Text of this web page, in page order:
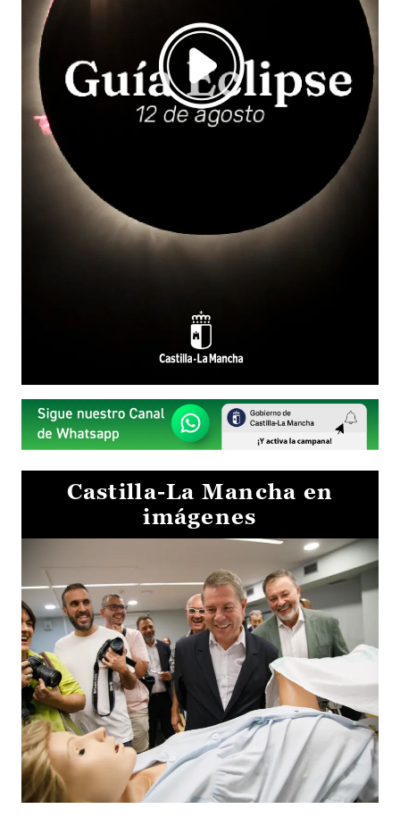
Castilla-La Mancha en
imágenes